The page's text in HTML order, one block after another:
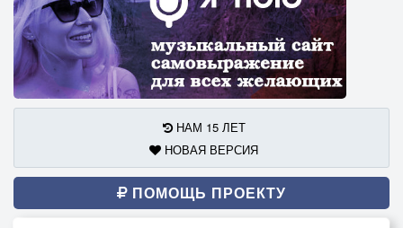
НАМ 15 ЛЕТ
НОВАЯ ВЕРСИЯ
ПОМОЩЬ ПРОЕКТУ